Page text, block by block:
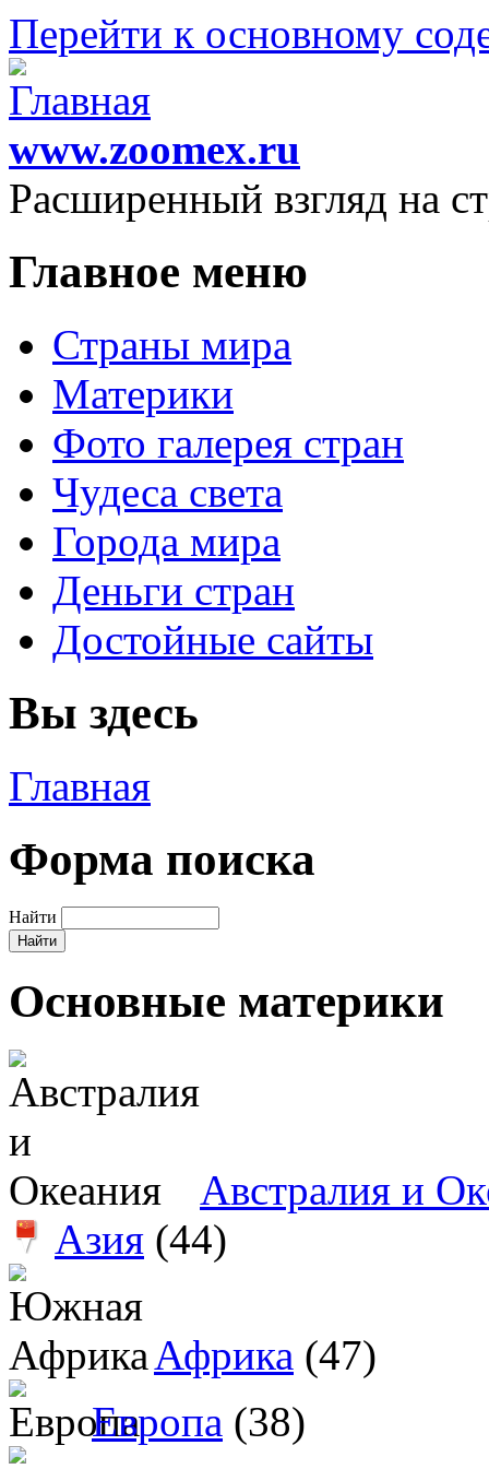
Перейти к основному
www.zoomex.ru
Расширенный взгляд на
Главное меню
Страны мира
Материки
Фото галерея стран
Чудеса света
Города мира
Деньги стран
Достойные сайты
Вы здесь
Главная
Форма поиска
Найти
Основные материки
Австралия и
Азия (44)
Африка (47)
Европа (38)